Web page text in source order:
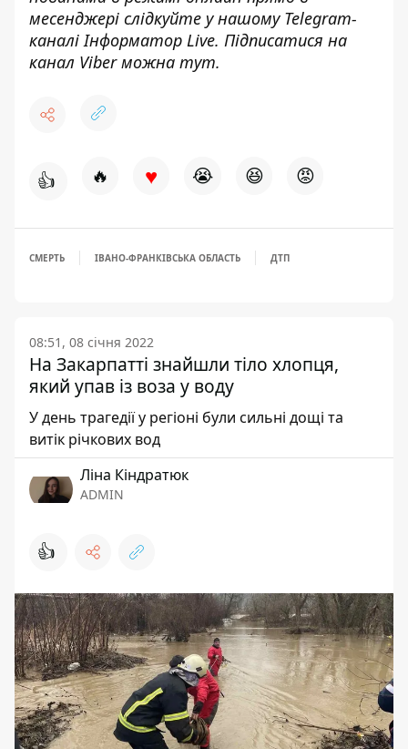
месенджері слідкуйте у нашому Telegram-
каналіІнформатор Live. Підписатися на
канал Viber можна тут.
👍 🔥 ♥ 😭 😆 😡
СМЕРТЬ ІВАНО-ФРАНКІВСЬКА ОБЛАСТЬ ДТП
08:51, 08 січня 2022
На Закарпатті знайшли тіло хлопця,
який упав із воза у воду
У день трагедії у регіоні були сильні дощі та
витік річкових вод
Ліна Кіндратюк
ADMIN
👍